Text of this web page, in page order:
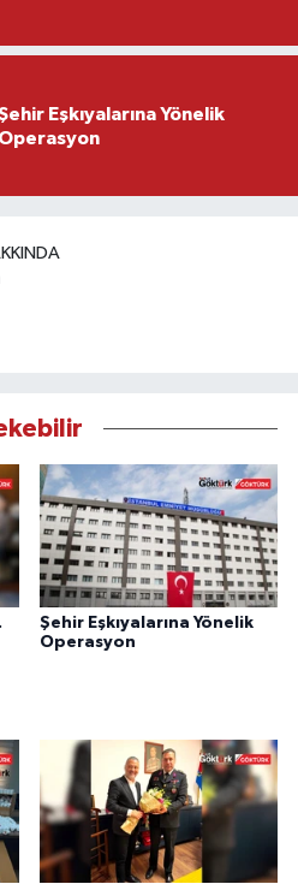
Eşkıyalarına Yönelik
Operasyon
Şehir Eşkıyalarına Yönelik
Operasyon